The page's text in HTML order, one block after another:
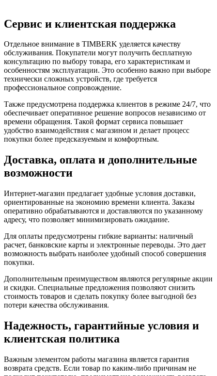
Сервис и клиентская поддержка
Отдельное внимание в TIMBERK уделяется качеству
обслуживания. Покупатели могут получить бесплатную
консультацию по выбору товара, его характеристикам и
особенностям эксплуатации. Это особенно важно при выборе
технически сложных устройств, где требуется
профессиональное сопровождение.
Также предусмотрена поддержка клиентов в режиме 24/7, что
обеспечивает оперативное решение вопросов независимо от
времени обращения. Такой формат сервиса повышает
удобство взаимодействия с магазином и делает процесс
покупки более предсказуемым и комфортным.
Доставка, оплата и дополнительные
возможности
Интернет-магазин предлагает удобные условия доставки,
ориентированные на экономию времени клиента. Заказы
оперативно обрабатываются и доставляются по указанному
адресу, что позволяет минимизировать ожидание.
Для оплаты предусмотрены гибкие варианты: наличный
расчет, банковские карты и электронные переводы. Это дает
возможность выбрать наиболее удобный способ совершения
покупки.
Дополнительным преимуществом являются регулярные акции
и скидки. Специальные предложения позволяют снизить
стоимость товаров и сделать покупку более выгодной без
потери качества обслуживания.
Надежность, гарантийные условия и
клиентская политика
Важным элементом работы магазина является гарантия
возврата средств. Если товар по каким-либо причинам не